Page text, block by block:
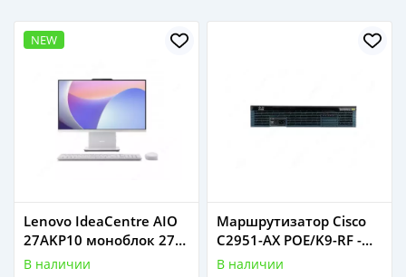
NEW
Lenovo IdeaCentre AIO
27AKP10 моноблок 27"
FHD IPS, Ryzen AI 7 350,
В наличии
Маршрутизатор Cisco
C2951-AX POE/K9-RF -
SM-D - ES3G - 48-POE
В наличии